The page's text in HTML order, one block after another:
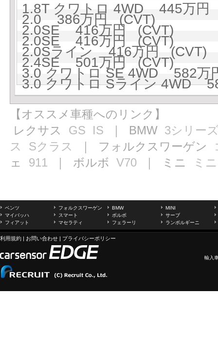
1.8T クワトロ 4WD 445万円
2.0 386万円 (CVT)
2.0SE 416万円 (CVT)
2.0SE 416万円 (CVT)
2.0Sライン 416万円 (CVT)
2.4SE 501万円 (CVT)
3.0 クワトロ SE 4WD 582万
3.0 クワトロ Sライン 4WD
【オススメ車種へのリンク】
レクサス GS IS ｜ BMW 3シリー
ス
Sクラス ｜ フォルクスワーゲン
ェ 911 ｜ ボルボ V70 ｜ ミニ ミニ
ベンツ フォルクスワーゲン BMW
MINI
マイバッハ
スマート ボルボ
サーブ
フィアット
マセラティ フェラーリ ランボルギーニ
利用規約 | お問い合わせ | プライバシーポリシー
輸入